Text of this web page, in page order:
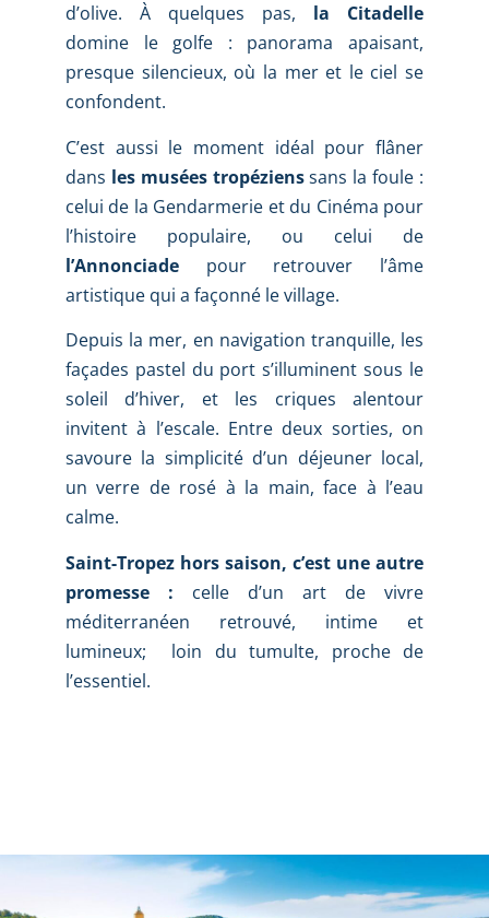
d’olive. À quelques pas, la Citadelle
domine le golfe : panorama apaisant,
presque silencieux, où la mer et le ciel se
confondent.
C’est aussi le moment idéal pour flâner
dans les musées tropézienssans la foule :
celui de la Gendarmerie et du Cinéma pour
l’histoire populaire, ou celui de
l’Annonciade pour retrouver l’âme
artistique qui a façonné le village.
Depuis la mer, en navigation tranquille, les
façades pastel du port s’illuminent sous le
soleil d’hiver, et les criques alentour
invitent à l’escale. Entre deux sorties, on
savoure la simplicité d’un déjeuner local,
un verre de rosé à la main, face à l’eau
calme.
Saint-Tropez hors saison, c’est une autre
promesse : celle d’un art de vivre
méditerranéen retrouvé, intime et
lumineux; loin du tumulte, proche de
l’essentiel.